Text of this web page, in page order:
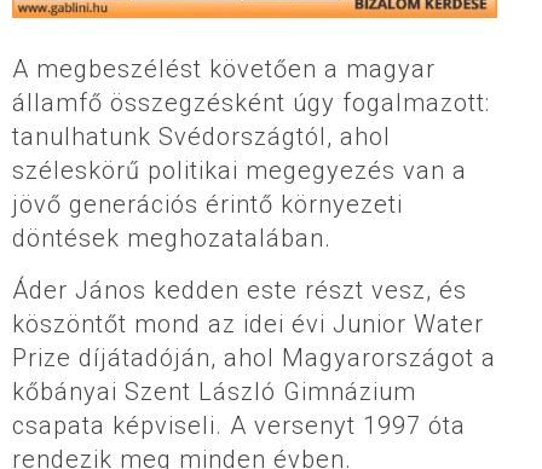
A megbeszélést követően a magyar
államfő összegzésként úgy fogalmazott:
tanulhatunk Svédországtól, ahol
széleskörű politikai megegyezés van a
jövő generációs érintő környezeti
döntések meghozatalában.
Áder János kedden este részt vesz, és
köszöntőt mond az idei évi Junior Water
Prize díjátadóján, ahol Magyarországot a
kőbányai Szent László Gimnázium
csapata képviseli. A versenyt 1997 óta
rendezik meg minden évben.